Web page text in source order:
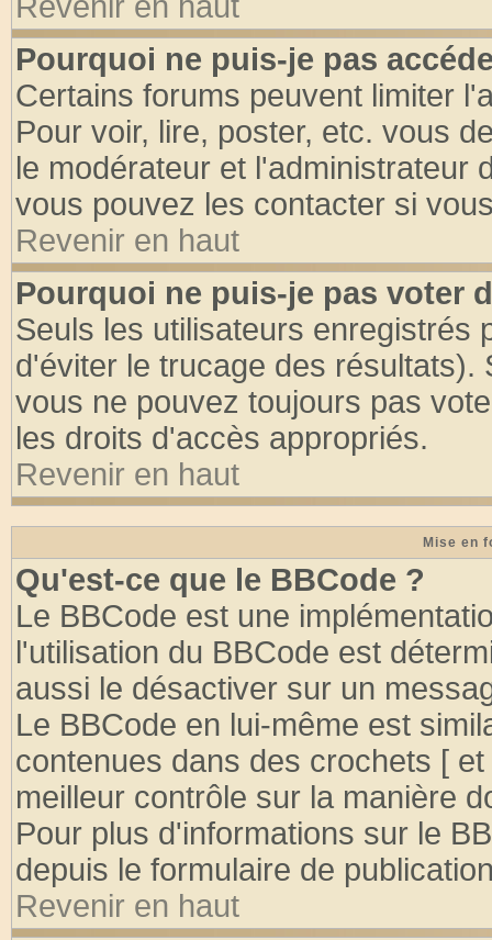
Pourquoi ne puis-je pas
Certains forums peuvent limiter
Pour voir, lire, poster, etc. vous
le modérateur et l'administrateur
vous pouvez les contacter si
Revenir en haut
Pourquoi ne puis-je pas voter
Seuls les utilisateurs enregistrés
d'éviter le trucage des
vous ne pouvez toujours pas
les droits d'accès appropriés.
Revenir en haut
Mise en
Qu'est-ce que le BBCode ?
Le BBCode est une
l'utilisation du BBCode est
aussi le désactiver sur un
Le BBCode en lui-même est
contenues dans des crochets [
meilleur contrôle sur la manière
Pour plus d'informations sur le
depuis le formulaire de
Revenir en haut